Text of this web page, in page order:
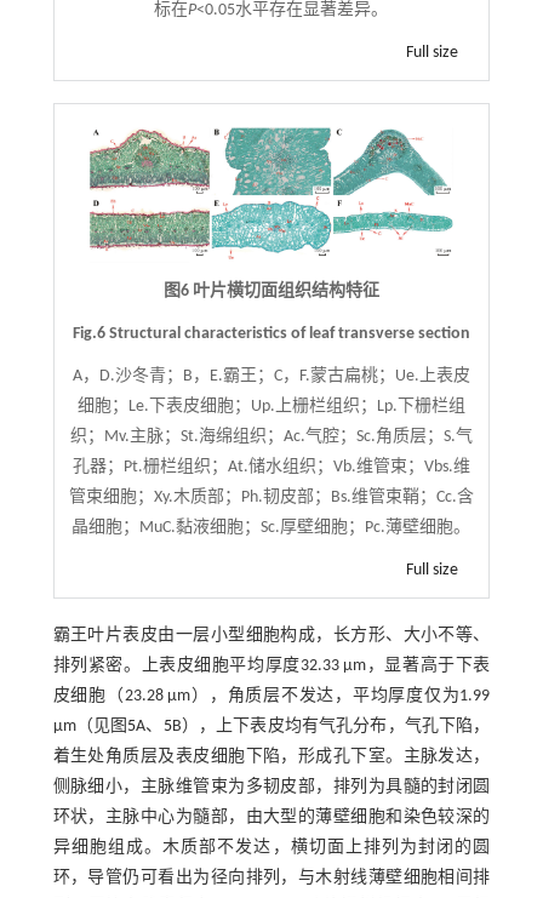
标在P<0.05水平存在显著差异。
Full size
图6 叶片横切面组织结构特征
Fig.6 Structural characteristics of leaf transverse section
A，D.沙冬青；B，E.霸王；C，F.蒙古扁桃；Ue.上表皮
细胞；Le.下表皮细胞；Up.上栅栏组织；Lp.下栅栏组
织；Mv.主脉；St.海绵组织；Ac.气腔；Sc.角质层；S.气
孔器；Pt.栅栏组织；At.储水组织；Vb.维管束；Vbs.维
管束细胞；Xy.木质部；Ph.韧皮部；Bs.维管束鞘；Cc.含
晶细胞；MuC.黏液细胞；Sc.厚壁细胞；Pc.薄壁细胞。
Full size
霸王叶片表皮由一层小型细胞构成，长方形、大小不等、
排列紧密。上表皮细胞平均厚度32.33 μm，显著高于下表
皮细胞（23.28 μm），角质层不发达，平均厚度仅为1.99
μm（见图 5A、 5B），上下表皮均有气孔分布，气孔下陷，
着生处角质层及表皮细胞下陷，形成孔下室。主脉发达，
侧脉细小，主脉维管束为多韧皮部，排列为具髓的封闭圆
环状，主脉中心为髓部，由大型的薄壁细胞和染色较深的
异细胞组成。木质部不发达，横切面上排列为封闭的圆
环，导管仍可看出为径向排列，与木射线薄壁细胞相间排